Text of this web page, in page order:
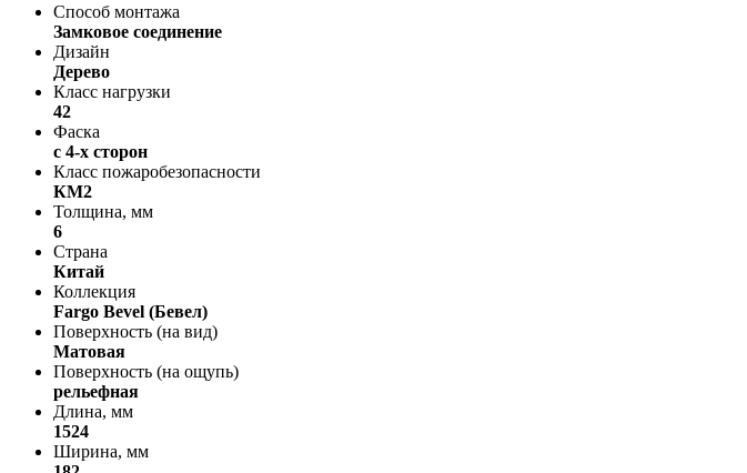
Способ монтажа
Замковое соединение
Дизайн
Дерево
Класс нагрузки
42
Фаска
с 4-х сторон
Класс пожаробезопасности
КМ2
Толщина, мм
6
Страна
Китай
Коллекция
Fargo Bevel (Бевел)
Поверхность (на вид)
Матовая
Поверхность (на ощупь)
рельефная
Длина, мм
1524
Ширина, мм